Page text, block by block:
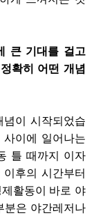
큰 기대를 걸고
정확히 어떤 개념
이 시작되었습
사이에 일어나는
틀 때까지 이자
후의 시간부터
활동이 바로 야
분은 야간레저나